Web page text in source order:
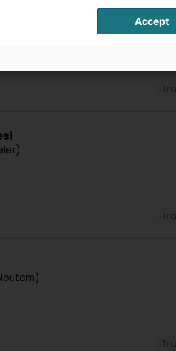
(Grëmelescht) Accept